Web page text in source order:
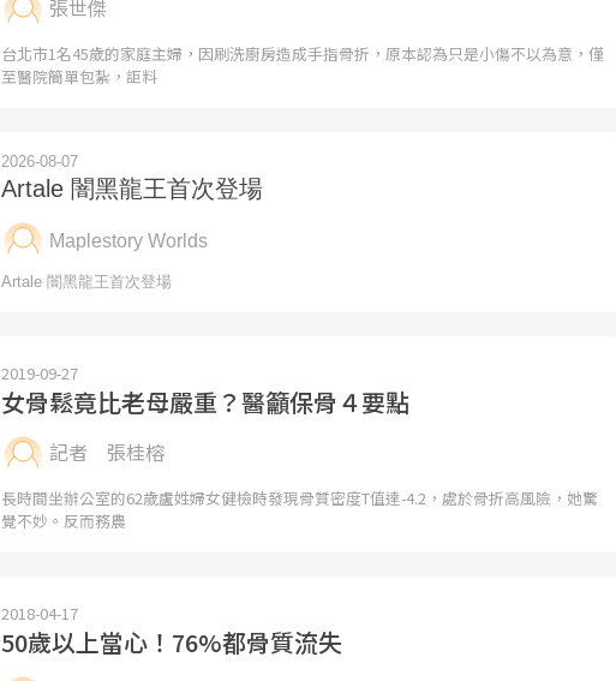
張世傑
台北市1名45歲的家庭主婦，因刷洗廚房造成手指骨折，原本認為只是小傷不以為意，僅
至醫院簡單包紮，詎料
2019-09-27
女骨鬆竟比老母嚴重？醫籲保骨４要點
記者 張桂榕
長時間坐辦公室的62歲盧姓婦女健檢時發現骨質密度T值達-4.2，處於骨折高風險，她驚
覺不妙。反而務農
2018-04-17
50歲以上當心！76%都骨質流失